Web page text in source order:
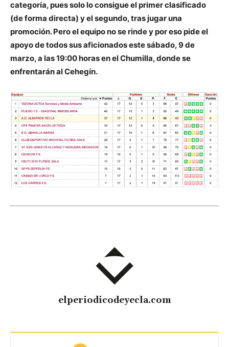
categoría, pues solo lo consigue el primer clasificado
(de forma directa) y el segundo, tras jugar una
promoción. Pero el equipo no se rinde y por eso pide el
apoyo de todos sus aficionadoseste sábado, 9 de
marzo, a las 19:00 horas en el Chumilla, donde se
enfrentarán al Cehegín.
elperiodicodeyecla.com